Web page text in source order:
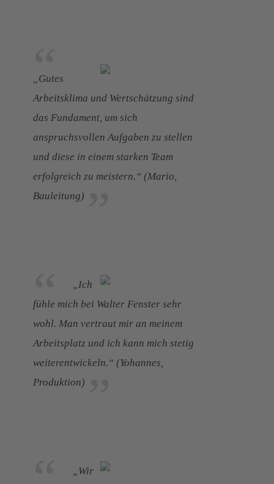
„Gutes
Arbeitsklima und Wertschätzung sind
das Fundament, um sich
anspruchsvollen Aufgaben zu stellen
und diese in einem starken Team
erfolgreich zu meistern.“ (Mario,
Bauleitung)
„Ich
fühle mich bei Walter Fenster sehr
wohl. Man vertraut mir an meinem
Arbeitsplatz und ich kann mich stetig
weiterentwickeln.“ (Yohannes,
Produktion)
„Wir